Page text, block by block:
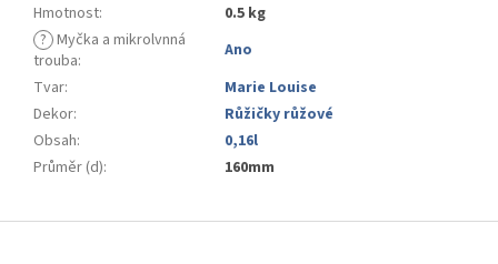
Hmotnost:
0.5 kg
? Myčka a mikrolvnná
trouba:
Ano
Tvar:
Marie Louise
Dekor:
Růžičky růžové
Obsah:
0,16l
Průměr (d): 160mm